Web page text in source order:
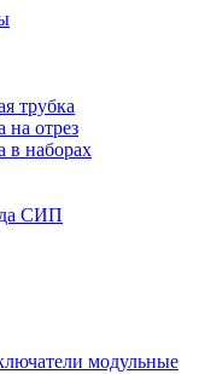
трубка
на отрез
в наборах
СИП
модульные